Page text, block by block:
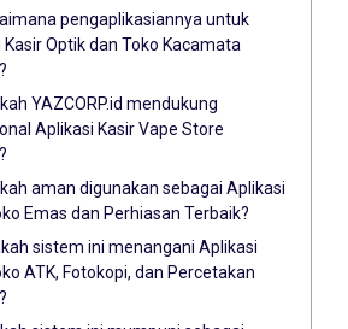
pengaplikasiannya untuk
Kasir Optik dan Toko Kacamata
YAZCORP.id mendukung
Aplikasi Kasir Vape Store
aman digunakan sebagai Aplikasi
Emas dan Perhiasan Terbaik?
sistem ini menangani Aplikasi
ATK, Fotokopi, dan Percetakan